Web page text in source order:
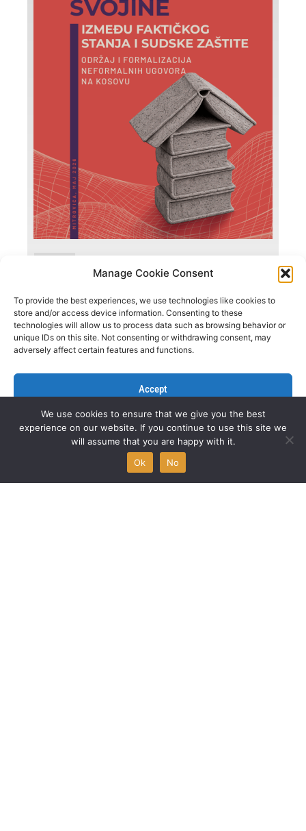
Manage Cookie Consent
To provide the best experiences, we use technologies like cookies to
store and/or access device information. Consenting to these
technologies will allow us to process data such as browsing behavior or
unique IDs on this site. Not consenting or withdrawing consent, may
adversely affect certain features and functions.
Accept
Deny
View preferences
Održaj (sudski postupak) vs. Formalizacija
neformalnih ugovora (Administrativni
postupak)
11/06/2026
Preuzmi PDF
We use cookies to ensure that we give you the best
experience on our website. If you continue to use this site we
will assume that you are happy with it.
Ok
No